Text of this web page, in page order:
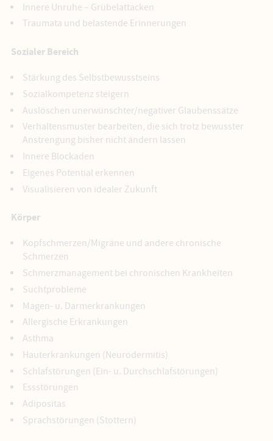
Innere Unruhe – Grübelattacken
Traumata und belastende Erinnerungen
Sozialer Bereich
Stärkung des Selbstbewusstseins
Sozialkompetenz steigern
Auslöschen unerwünschter/negativer Glaubenssätze
Verhaltensmuster bearbeiten, die sich trotz bewusster
Anstrengung bisher nicht ändern lassen
Innere Blockaden
Eigenes Potential erkennen
Visualisieren von idealer Zukunft
Körper
Kopfschmerzen/Migräne und andere chronische
Schmerzen
Schmerzmanagement bei chronischen Krankheiten
Suchtprobleme
Magen- u. Darmerkrankungen
Allergische Erkrankungen
Asthma
Hauterkrankungen (Neurodermitis)
Schlafstörungen (Ein- u. Durchschlafstörungen)
Essstörungen
Adipositas
Sprachstörungen (Stottern)